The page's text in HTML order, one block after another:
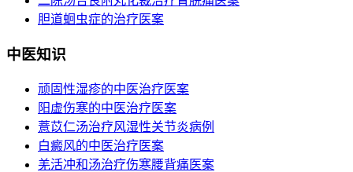
胆道蛔虫症的治疗医案
中医知识
顽固性湿疹的中医治疗医案
阳虚伤寒的中医治疗医案
薏苡仁汤治疗风湿性关节炎病例
白癜风的中医治疗医案
羌活冲和汤治疗伤寒腰背痛医案